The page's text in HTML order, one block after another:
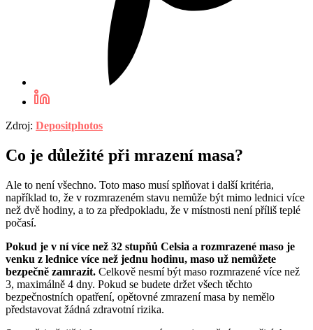
Zdroj: Depositphotos
Co je důležité při mrazení masa?
Ale to není všechno. Toto maso musí splňovat i další kritéria,
například to, že v rozmrazeném stavu nemůže být mimo lednici více
než dvě hodiny, a to za předpokladu, že v místnosti není příliš teplé
počasí.
Pokud je v ní více než 32 stupňů Celsia a rozmrazené maso je
venku z lednice více než jednu hodinu, maso už nemůžete
bezpečně zamrazit. Celkově nesmí být maso rozmrazené více než
3, maximálně 4 dny. Pokud se budete držet všech těchto
bezpečnostních opatření, opětovné zmrazení masa by nemělo
představovat žádná zdravotní rizika.